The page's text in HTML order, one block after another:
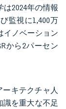
2024年の情報
監視に1,400万
イノベーション
から2パーセン
ーキテクチャ人
識を重大な不足